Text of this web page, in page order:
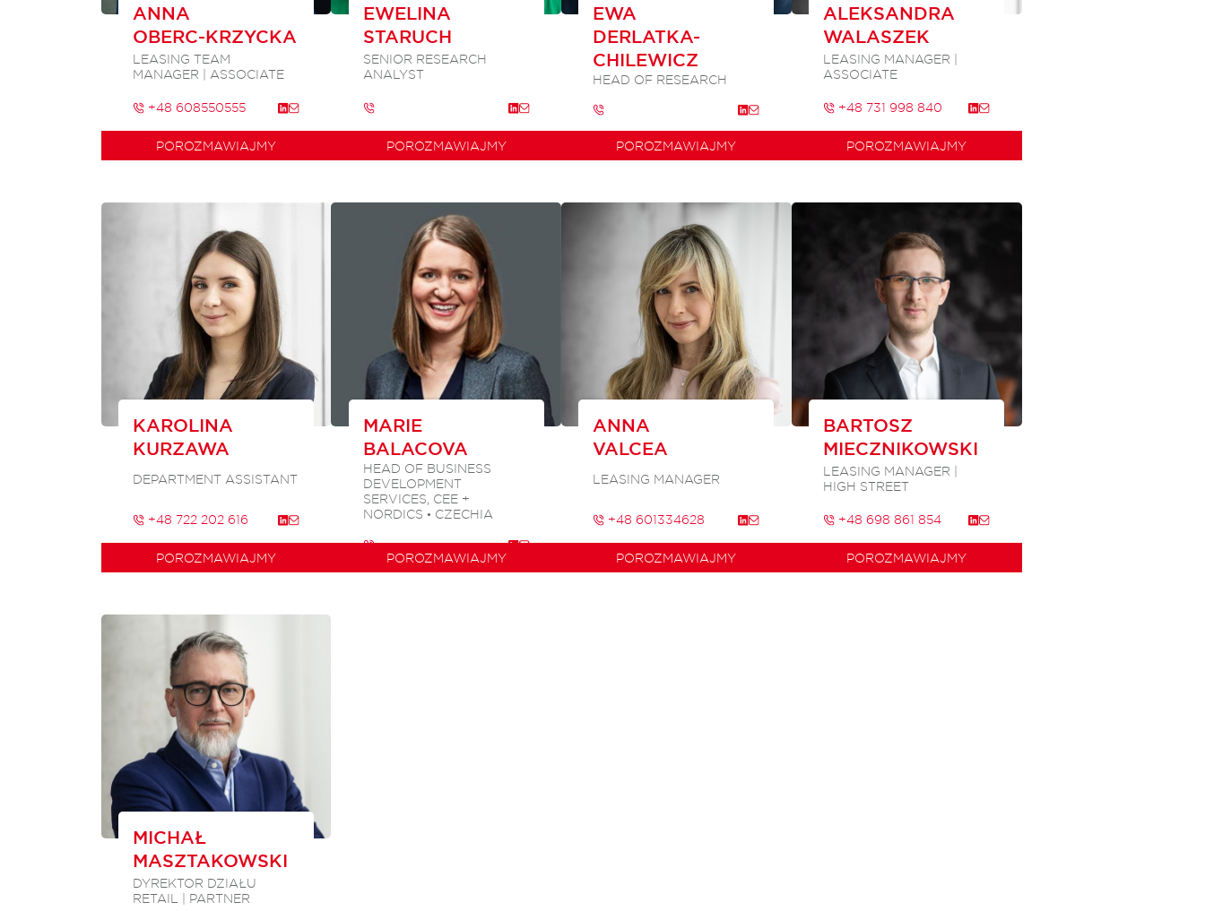
ANNA
OBERC-KRZYCKA
LEASING TEAM
MANAGER | ASSOCIATE
+48 608550555
POROZMAWIAJMY
EWELINA
STARUCH
SENIOR RESEARCH
ANALYST
POROZMAWIAJMY
EWA
DERLATKA-
CHILEWICZ
HEAD OF RESEARCH
POROZMAWIAJMY
ALEKSANDRA
WALASZEK
LEASING MANAGER |
ASSOCIATE
+48 731 998 840
POROZMAWIAJMY
KAROLINA
KURZAWA
DEPARTMENT ASSISTANT
+48 722 202 616
POROZMAWIAJMY
MARIE
BALACOVA
HEAD OF BUSINESS
DEVELOPMENT
SERVICES, CEE +
NORDICS • CZECHIA
POROZMAWIAJMY
ANNA
VALCEA
LEASING MANAGER
+48 601334628
POROZMAWIAJMY
BARTOSZ
MIECZNIKOWSKI
LEASING MANAGER |
HIGH STREET
+48 698 861 854
POROZMAWIAJMY
MICHAŁ
MASZTAKOWSKI
DYREKTOR DZIAŁU
RETAIL | PARTNER